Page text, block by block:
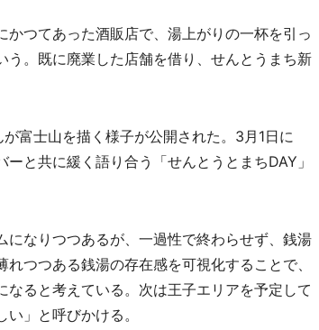
つてあった酒販店で、湯上がりの一杯を引っ
。既に廃業した店舗を借り、せんとうまち新
富士山を描く様子が公開された。3月1日に
と共に緩く語り合う「せんとうとまちDAY」
なりつつあるが、一過性で終わらせず、銭湯
つつある銭湯の存在感を可視化することで、
ると考えている。次は王子エリアを予定して
」と呼びかける。